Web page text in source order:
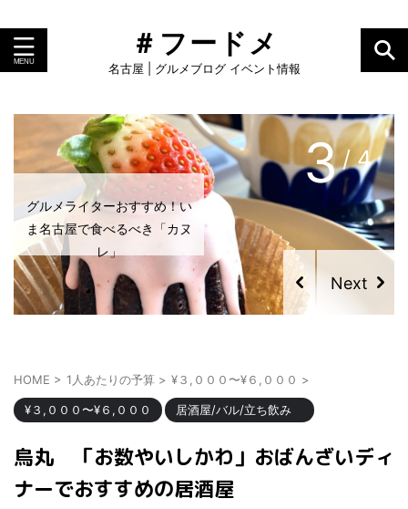
＃フードメ
名古屋 | グルメブログ イベント情報
グルメライターおすすめ！い
ま名古屋で食べるべき「カヌ
レ」
3/ 4
HOME > 1人あたりの予算 > ¥３,０００〜¥６,０００ >
¥３,０００〜¥６,０００ 居酒屋/バル/立ち飲み
烏丸 「お数やいしかわ」おばんざいディ
ナーでおすすめの居酒屋